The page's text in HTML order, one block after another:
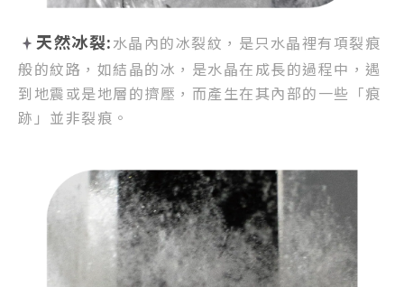
天然冰裂:水晶內的冰裂紋， 是只水晶裡有項裂痕
般的紋路， 如結晶的冰，是水晶在成長的過程中， 遇
到地震或是地層的擠壓， 而產生在其內部的一些「痕
跡」並非裂痕。